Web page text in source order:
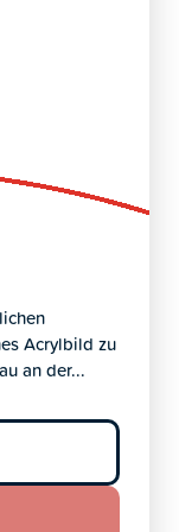
Acrylbild zu
an der...